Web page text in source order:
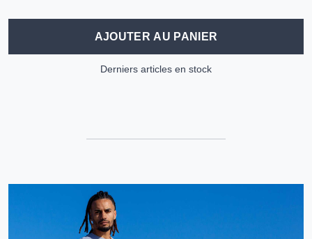
AJOUTER AU PANIER
Derniers articles en stock